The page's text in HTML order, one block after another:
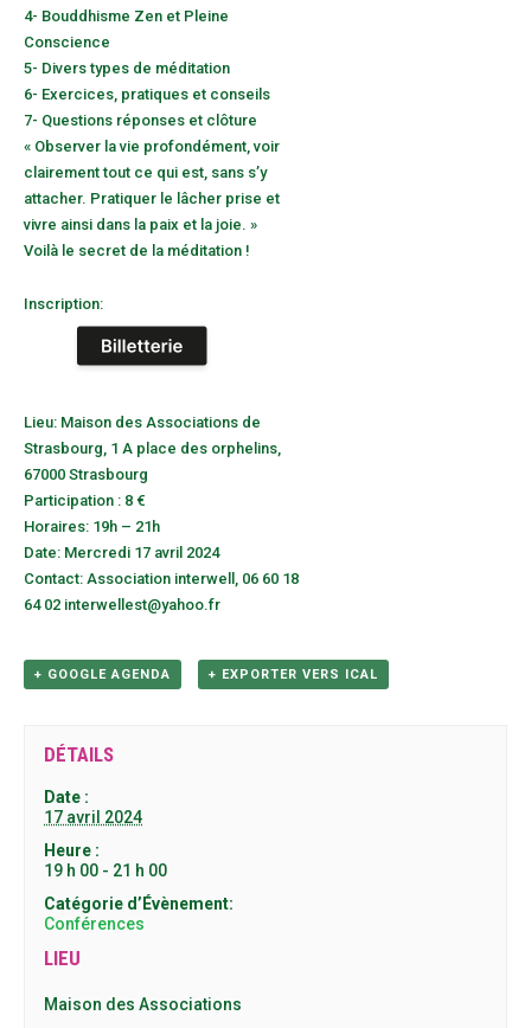
4- Bouddhisme Zen et Pleine
Conscience
5- Divers types de méditation
6- Exercices, pratiques et conseils
7- Questions réponses et clôture
« Observer la vie profondément, voir
clairement tout ce qui est, sans s’y
attacher. Pratiquer le lâcher prise et
vivre ainsi dans la paix et la joie. »
Voilà le secret de la méditation !
Inscription:
Lieu: Maison des Associations de
Strasbourg, 1 A place des orphelins,
67000 Strasbourg
Participation : 8 €
Horaires: 19h – 21h
Date: Mercredi 17 avril 2024
Contact: Association interwell, 06 60 18
64 02 interwellest@yahoo.fr
+ GOOGLE AGENDA + EXPORTER VERS ICAL
DÉTAILS
Date :
17 avril 2024
Heure :
19 h 00 - 21 h 00
Catégorie d’Évènement:
Conférences
LIEU
Maison des Associations